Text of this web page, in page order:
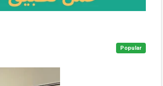
Popular